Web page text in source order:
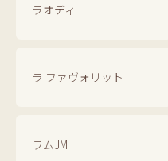
ラオディ
ラ ファヴォリット
ラムJM